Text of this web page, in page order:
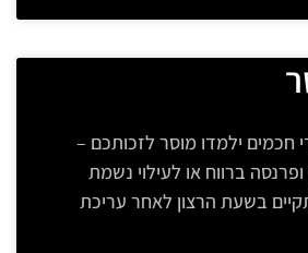
חכמים ילמדו מוסר לזכותכם –
ופרנסה ברווח או לעילוי נשמת
בשעת הרצון לאחר עריכת